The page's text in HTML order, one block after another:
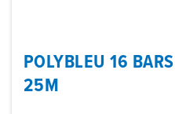
POLYBLEU 16
25M